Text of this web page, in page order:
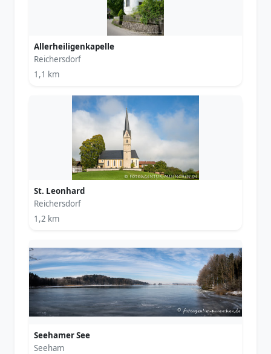
Allerheiligenkapelle
Reichersdorf
1,1 km
St. Leonhard
Reichersdorf
1,2 km
Seehamer See
Seeham